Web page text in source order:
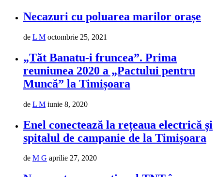
Necazuri cu poluarea marilor orașe
de L M octombrie 25, 2021
„Tăt Banatu-i fruncea”. Prima
reuniunea 2020 a „Pactului pentru
Muncă” la Timișoara
de L M iunie 8, 2020
Enel conectează la rețeaua electrică și
spitalul de campanie de la Timișoara
de M G aprilie 27, 2020